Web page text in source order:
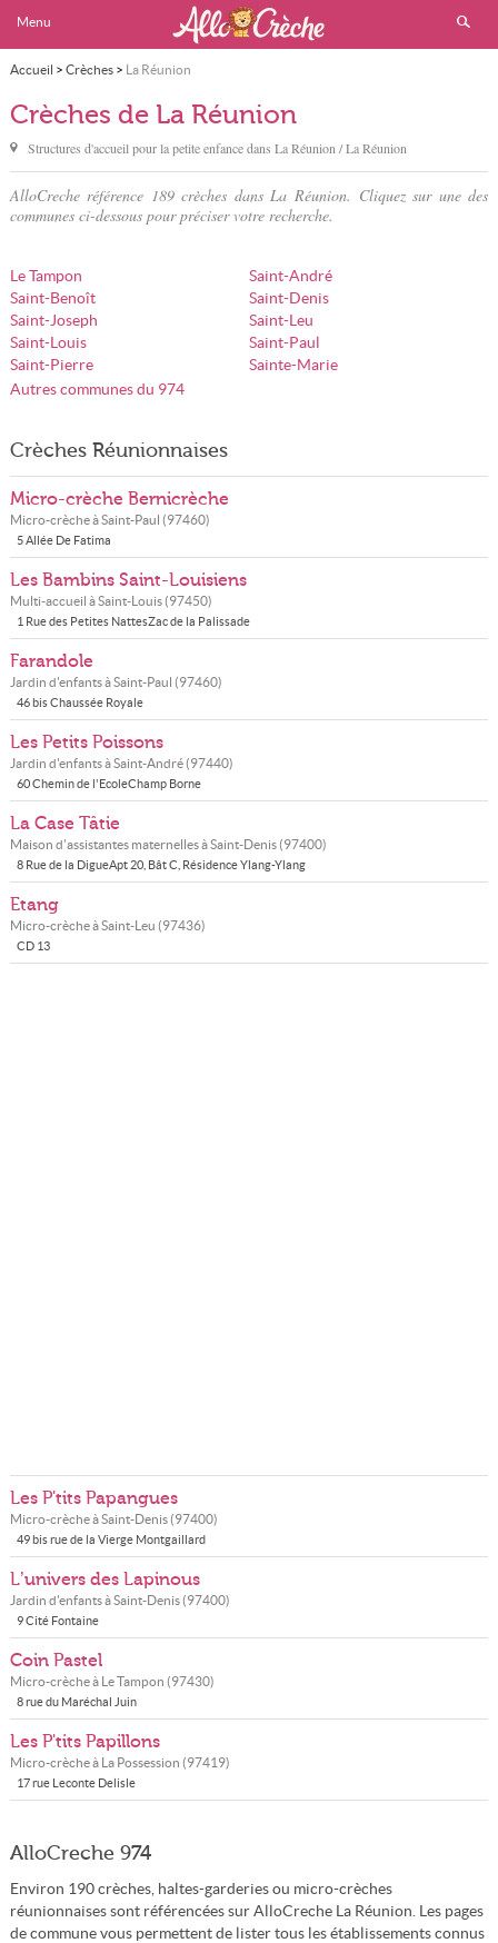
Menu
Accueil > Crèches> La Réunion
Crèches de La Réunion
Structures d'accueil pour la petite enfance dans La Réunion / La Réunion
AlloCreche référence 189 crèches dans La Réunion. Cliquez sur une des
communes ci-dessous pour préciser votre recherche.
Le Tampon
Saint-André
Saint-Benoît
Saint-Denis
Saint-Joseph
Saint-Leu
Saint-Louis
Saint-Paul
Saint-Pierre
Sainte-Marie
Autres communes du 974
Crèches Réunionnaises
Micro-crèche Bernicrèche
Micro-crèche àSaint-Paul (97460)
5 Allée De Fatima
Les Bambins Saint-Louisiens
Multi-accueil àSaint-Louis(97450)
1 Rue des Petites NattesZac de la Palissade
Farandole
Jardin d'enfants àSaint-Paul (97460)
46 bis Chaussée Royale
Les Petits Poissons
Jardin d'enfants àSaint-André(97440)
60 Chemin de l'EcoleChamp Borne
La Case Tâtie
Maison d'assistantes maternelles àSaint-Denis(97400)
8 Rue de la DigueApt 20, Bât C, Résidence Ylang-Ylang
Etang
Micro-crèche àSaint-Leu (97436)
CD 13
Les P'tits Papangues
Micro-crèche àSaint-Denis(97400)
49 bis rue de la Vierge Montgaillard
L’univers des Lapinous
Jardin d'enfants àSaint-Denis(97400)
9 Cité Fontaine
Coin Pastel
Micro-crèche à Le Tampon (97430)
8 rue du Maréchal Juin
Les P'tits Papillons
Micro-crèche à La Possession (97419)
17 rue Leconte Delisle
AlloCreche 974
Environ 190 crèches, haltes-garderies ou micro-crèches
réunionnaises sont référencées sur AlloCreche La Réunion. Les pages
de commune vous permettent de lister tous les établissements connus